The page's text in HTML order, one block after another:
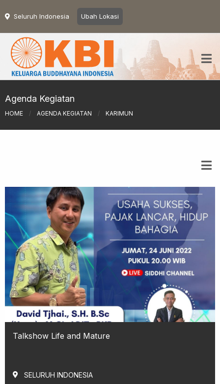
Seluruh Indonesia Ubah Lokasi
Agenda Kegiatan
HOME / AGENDA KEGIATAN / KARIMUN
Talkshow Life and Mature
SELURUH INDONESIA